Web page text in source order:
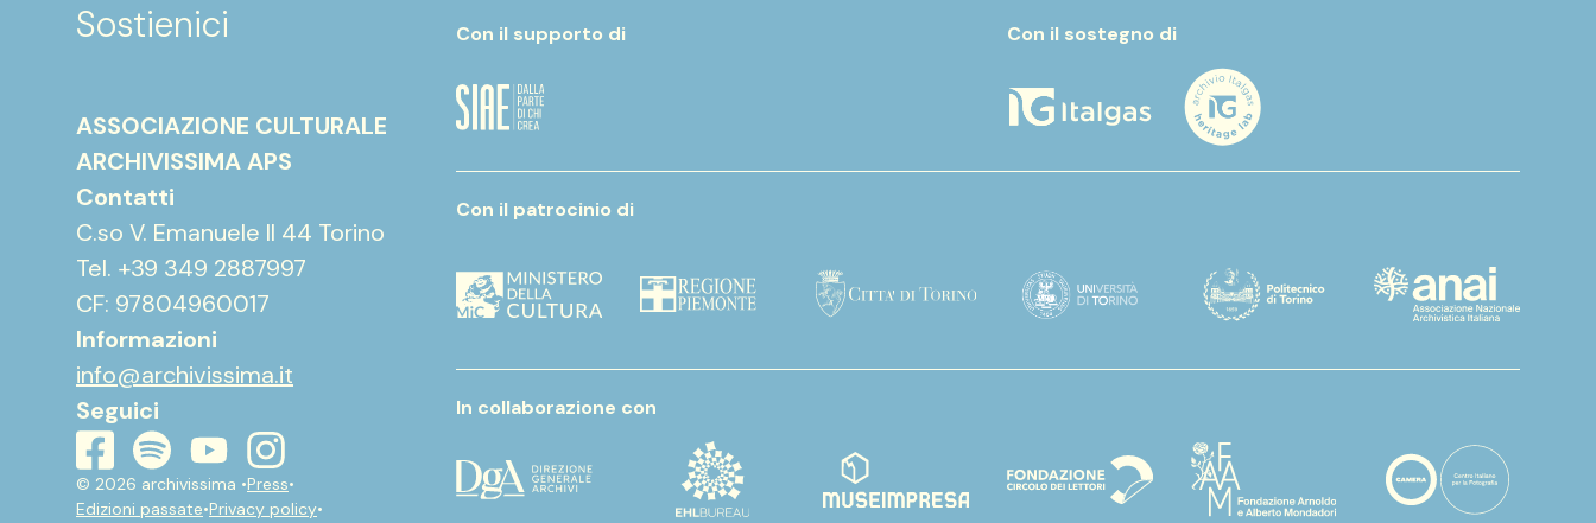
Sostienici
ASSOCIAZIONE CULTURALE
ARCHIVISSIMA APS
Contatti
C.so V. Emanuele II 44 Torino
Tel. +39 349 2887997
CF: 97804960017
Informazioni
info@archivissima.it
Seguici
facebook
spotifyyoutubeinstagram
© 2026 archivissima •Press•
Edizioni passate•Privacy policy•
Con il supporto di Con il sostegno di
Con il patrocinio di
In collaborazione con